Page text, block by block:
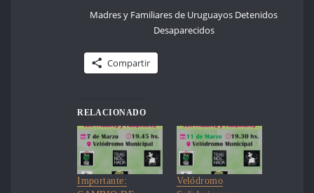
Madres y Familiares de Uruguayos Detenidos
Desaparecidos
Compartir
RELACIONADO
Importante:
Velódromo